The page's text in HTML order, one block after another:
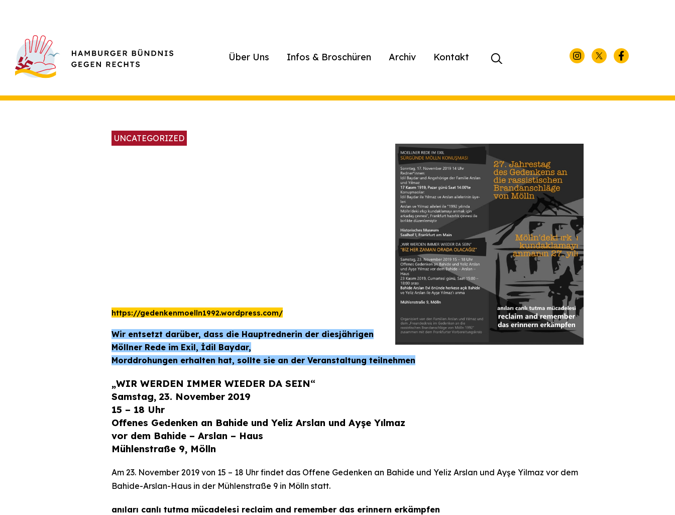
Über Uns Infos & Broschüren Archiv KontaktSuchen
UNCATEGORIZED
https://gedenkenmoelln1992.wordpress.com/
Wir entsetzt darüber, dass die Hauptrednerin der diesjährigen
Möllner Rede im Exil, İdil Baydar,
Morddrohungen erhalten hat, sollte sie an der Veranstaltung teilnehmen
„WIR WERDEN IMMER WIEDER DA SEIN“
Samstag, 23. November 2019
15 – 18 Uhr
Offenes Gedenken an Bahide und Yeliz Arslan und Ayşe Yılmaz
vor dem Bahide – Arslan – Haus
Mühlenstraße 9, Mölln
Am 23. November 2019 von 15 – 18 Uhr findet das Offene Gedenken an Bahide und Yeliz Arslan und Ayşe Yilmaz vor dem
Bahide-Arslan-Haus in der Mühlenstraße 9 in Mölln statt.
anıları canlı tutma mücadelesi reclaim and remember das erinnern erkämpfen